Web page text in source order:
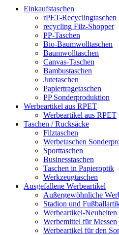
Einkaufstaschen
rPET-Recyclingtaschen
recycling Filz-Shopper
PP-Taschen
Bio-Baumwolltaschen
Baumwolltaschen
Canvas-Taschen
Bambustaschen
Jutetaschen
Papiertragetaschen
PP Sonderproduktion
Werbeartikel aus RPET
Werbeartikel aus RPET
Taschen / Rucksäcke
Filztaschen
Werbetaschen
Sporttaschen
Businesstaschen
Taschen in Papieroptik
Werkzeugtaschen
Ausgefallene Werbeartikel
Außergewöhnliche
Stadion und
Werbeartikel-Neuheiten
Werbemittel für Messen
Werbeartikel für den